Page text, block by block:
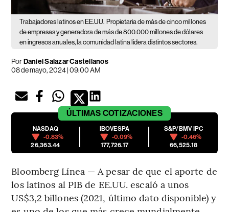
Trabajadores latinos en EE.UU. Propietaria de más de cinco millones
de empresas y generadora de más de 800.000 millones de dólares
en ingresos anuales, la comunidad latina lidera distintos sectores.
PorDaniel Salazar Castellanos
08 de mayo, 2024 | 09:00 AM
ÚLTIMAS COTIZACIONES
NASDAQ
-0.83%
26,363.44
IBOVESPA
-0.09%
177,726.17
S&P/BMV IPC
-0.46%
66,525.18
Bloomberg Línea — A pesar de que el aporte de
los latinos al PIB de EE.UU. escaló a unos
US$3,2 billones (2021, último dato disponible) y